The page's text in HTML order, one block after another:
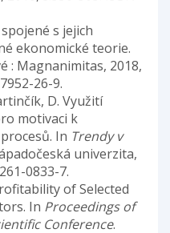
s jejich
ekonomické teorie.
: Magnanimitas, 2018,
26-9.
D. Využití
motivaci k
In Trendy v
univerzita,
0833-7.
of Selected
In Proceedings of
Conference.